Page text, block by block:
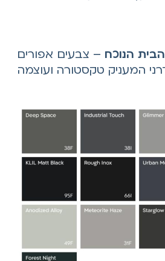
– צבעים אפורים
המעניק טקסטורה ועוצמה